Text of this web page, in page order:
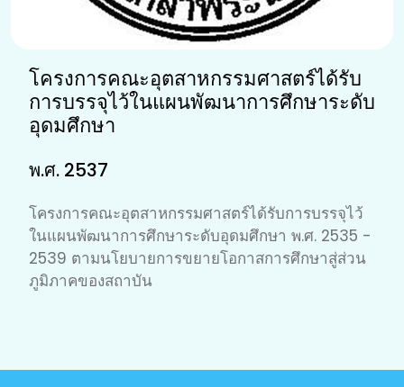
โครงการคณะอุตสาหกรรมศาสตร์ได้รับ
การบรรจุไว้ในแผนพัฒนาการศึกษาระดับ
อุดมศึกษา
พ.ศ. 2537
โครงการคณะอุตสาหกรรมศาสตร์ได้รับการบรรจุไว้
ในแผนพัฒนาการศึกษาระดับอุดมศึกษา พ.ศ. 2535 -
2539 ตามนโยบายการขยายโอกาสการศึกษาสู่ส่วน
ภูมิภาคของสถาบัน